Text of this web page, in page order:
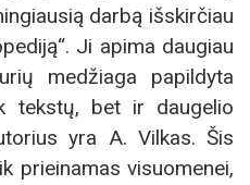
darbą išskirčiau
Ji apima daugiau
medžiaga papildyta
tekstų, bet ir daugelio
yra A. Vilkas. Šis
prieinamas visuomenei,